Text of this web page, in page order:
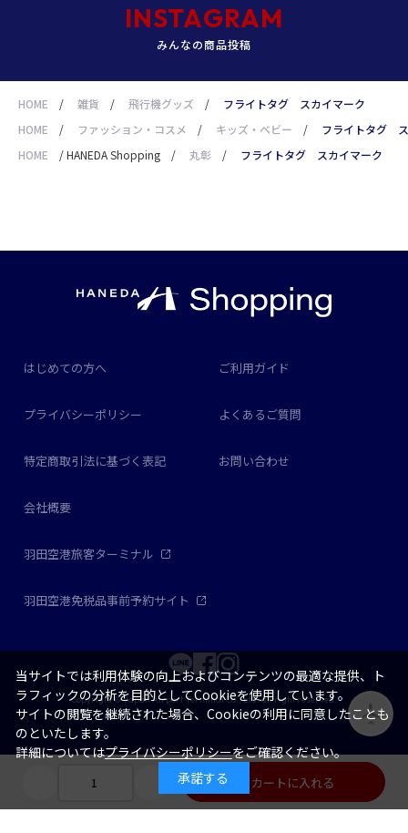
HOME / 雑貨 / 飛行機グッズ /
フライトタグ スカイマーク
HOME
/ ファッション・コスメ / キッズ・ベビー /
フライトタグ
HOME
/HANEDA Shopping / 丸彰 / フライトタグ スカイマーク
カートに入れる
INSTAGRAM
みんなの商品投稿
はじめての方へ ご利用ガイド
プライバシーポリシー よくあるご質問
特定商取引法に基づく表記 お問い合わせ
会社概要
羽田空港旅客ターミナル
羽田空港免税品事前予約サイト
Copyright © Japan Airport Terminal Co., Ltd. all right reserved.
当サイトでは利用体験の向上およびコンテンツの最適な提供、ト
ラフィックの分析を目的としてCookieを使用しています。
サイトの閲覧を継続された場合、Cookieの利用に同意したことも
のといたします。
詳細についてはプライバシーポリシーをご確認ください。
承諾する